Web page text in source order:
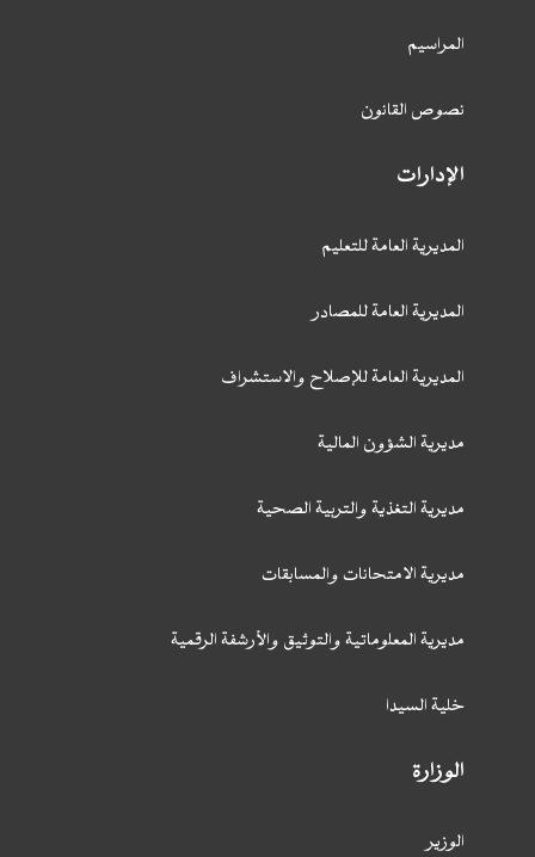
المراسيم
نصوص القانون
الإدارات
المديرية العامة للتعليم
المديرية العامة للمصادر
المديرية العامة للإصلاح والاستشراف
مديرية الشؤون المالية
مديرية التغذية والتربية الصحية
مديرية الامتحانات والمسابقات
مديرية المعلوماتية والتوثيق والأرشفة الرقمية
خلية السيدا
الوزارة
الوزير